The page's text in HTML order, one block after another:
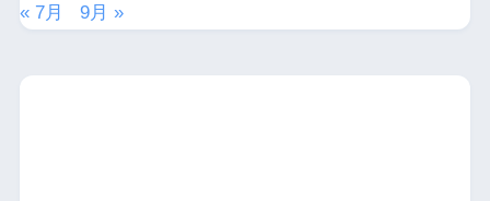
« 7月
9月 »